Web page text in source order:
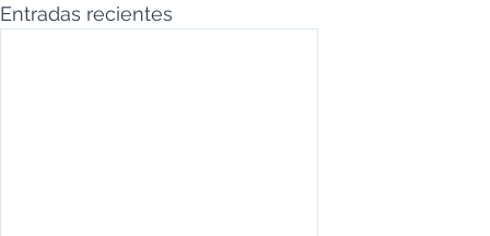
Entradas recientes